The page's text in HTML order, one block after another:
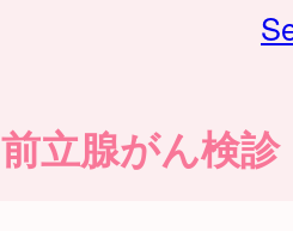
前立腺がん検診